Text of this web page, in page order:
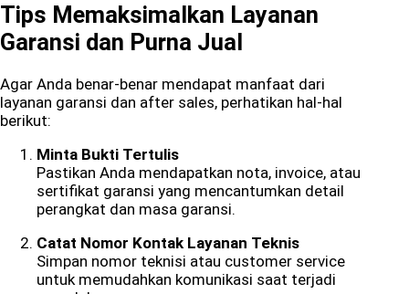
Tips Memaksimalkan Layanan
Garansi dan Purna Jual
Agar Anda benar-benar mendapat manfaat dari
layanan garansi dan after sales, perhatikan hal-hal
berikut:
Minta Bukti Tertulis
Pastikan Anda mendapatkan nota, invoice, atau
sertifikat garansi yang mencantumkan detail
perangkat dan masa garansi.
Catat Nomor Kontak Layanan Teknis
Simpan nomor teknisi atau customer service
untuk memudahkan komunikasi saat terjadi